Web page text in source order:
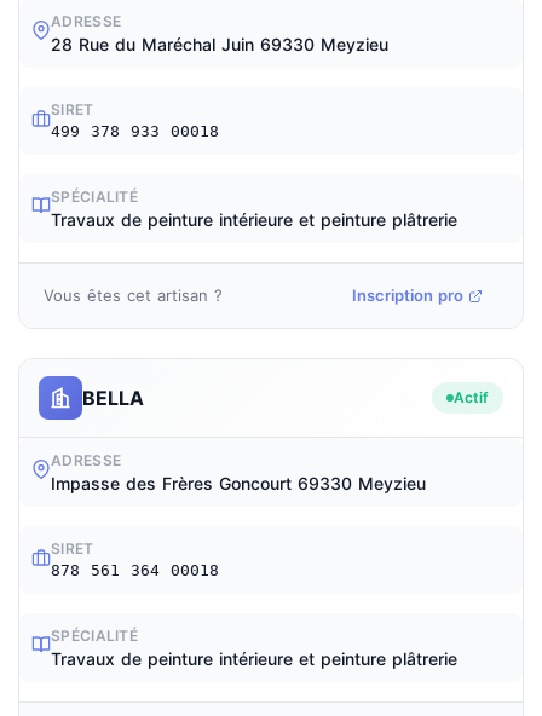
ADRESSE
28 Rue du Maréchal Juin 69330 Meyzieu
SIRET
499 378 933 00018
SPÉCIALITÉ
Travaux de peinture intérieure et peinture plâtrerie
Vous êtes cet artisan ? Inscription pro
BELLA Actif
ADRESSE
Impasse des Frères Goncourt 69330 Meyzieu
SIRET
878 561 364 00018
SPÉCIALITÉ
Travaux de peinture intérieure et peinture plâtrerie